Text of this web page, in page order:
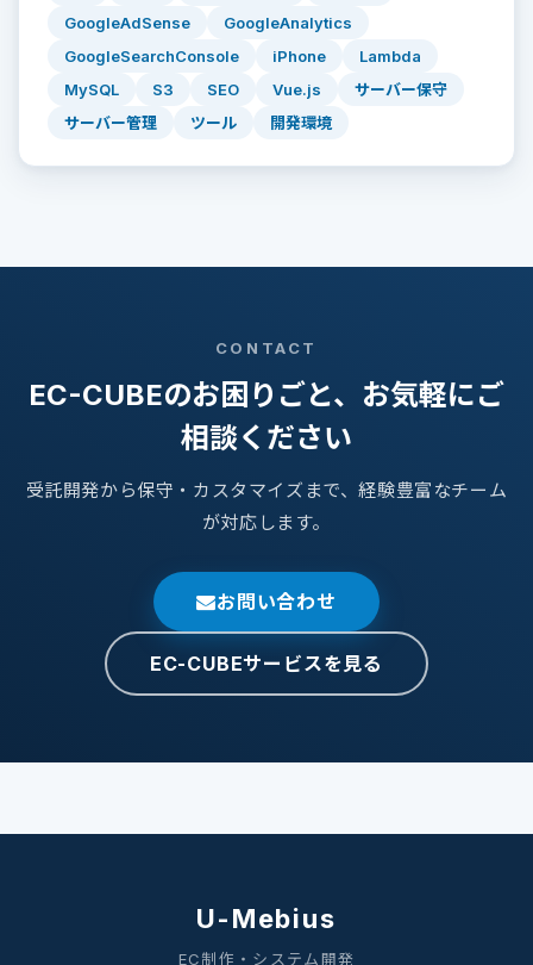
GoogleAdSense
GoogleAnalytics
GoogleSearchConsole
iPhone
Lambda
MySQL
S3 SEO Vue.js
サーバー保守
サーバー管理
ツール 開発環境
CONTACT
EC-CUBEのお困りごと、お気軽にご
相談ください
受託開発から保守・カスタマイズまで、経験豊富なチーム
が対応します。
お問い合わせ
EC-CUBEサービスを見る
U-Mebius
EC制作・システム開発